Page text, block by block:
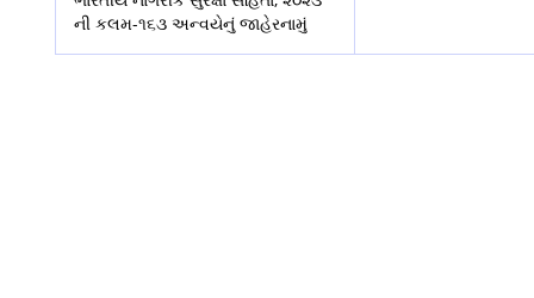
ની કલમ-૧૬૩ અન્વયેનું જાહેરનામું